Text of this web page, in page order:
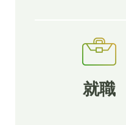
就職